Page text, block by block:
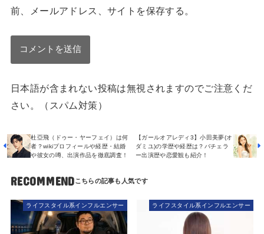
前、メールアドレス、サイトを保存する。
日本語が含まれない投稿は無視されますのでご注意くだ
さい。（スパム対策）
杜亞飛（ドゥー・ヤーフェイ）は何
者？wikiプロフィールや経歴・結婚
や彼女の噂、出演作品を徹底調査！
【ガールオアレディ3】小田美夢(オ
ダミユ)の学歴や経歴は？バチェラ
ー出演歴や恋愛観も紹介！
RECOMMEND
ライフスタイル系インフルエンサー ライフスタイル系インフルエンサー